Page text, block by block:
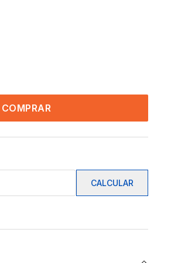
COMPRAR
CALCULAR